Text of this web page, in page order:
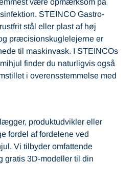
være opmærksom på
STEINCO Gastro-
stål eller plast af høj
præcisionskuglelejerne er
til maskinvask. I STEINCOs
finder du naturligvis også
i overensstemmelse med
produktudvikler eller
fordel af fordelene ved
Vi tilbyder omfattende
gratis 3D-modeller til din